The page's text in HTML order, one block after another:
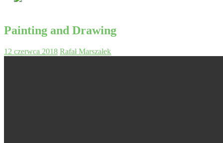
Painting and Drawing
12 czerwca 2018 Rafał Marszałek